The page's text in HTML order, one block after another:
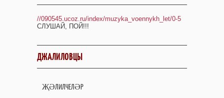
//090545.ucoz.ru/index/muzyka_voennykh_let/0-5
СЛУШАЙ, ПОЙ!!!
ДЖАЛИЛОВЦЫ
ҖӘЛИЛЧЕЛӘР